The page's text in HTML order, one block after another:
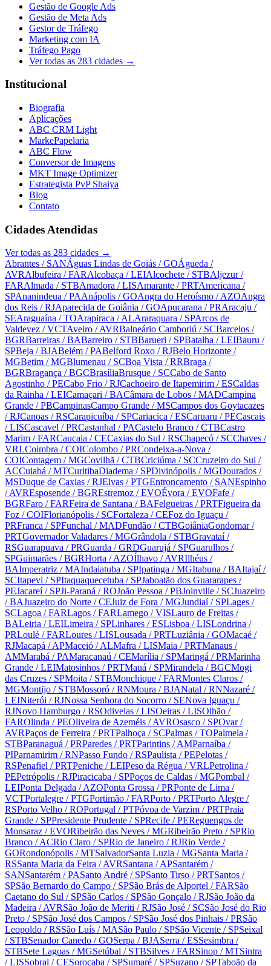
Gestão de Google Ads
Gestão de Meta Ads
Gestor de Tráfego
Marketing com IA
Tráfego Pago
Ver todas as 283 cidades →
Institucional
Biografia
Aplicações
ABC CRM Light
MarkePapelaria
ABC Flow
Conversor de Imagens
MKT Image Optimizer
Estrategista PvP Shaiya
Blog
Contato
Cidades Atendidas
Ver todas as 283 cidades →
Abrantes / SANÁguas Lindas de Goiás / GOÁgueda /
AVRAlbufeira / FARAlcobaça / LEIAlcochete / STBAljezur/
FARAlmada / STBAmadora / LISAmarante / PRTAmericana /
SPAnanindeua / PAAnápolis / GOAngra do Heroísmo / AZOAngra
dos Reis / RJAparecida de Goiânia / GOApucarana / PRAracaju /
SEAraguaína / TOArapiraca / ALAraraquara / SPArcos de
Valdevez / VCTAveiro / AVRBalneário Camboriú / SCBarcelos /
BGRBarreiras / BABarreiro / STBBarueri / SPBatalha / LEIBauru /
SPBeja / BJABelém / PABelford Roxo / RJBelo Horizonte /
MGBetim / MGBlumenau / SCBoa Vista / RRBraga /
BGRBragança / BGCBrasíliaBrusque / SCCabo de Santo
Agostinho / PECabo Frio / RJCachoeiro de Itapemirim / ESCaldas
da Rainha / LEICamaçari / BACâmara de Lobos / MADCampina
Grande / PBCampinasCampo Grande / MSCampos dos Goytacazes
/ RJCanoas / RSCarapicuíba / SPCariacica / ESCaruaru / PECascais
/ LISCascavel / PRCastanhal / PACastelo Branco / CTBCastro
Marim / FARCaucaia / CECaxias do Sul / RSChapecó / SCChaves /
VRLCoimbra / COIColombo / PRCondeixa-a-Nova /
COIContagem / MGCovilhã / CTBCriciúma / SCCruzeiro do Sul /
ACCuiabá / MTCuritibaDiadema / SPDivinópolis / MGDourados /
MSDuque de Caxias / RJElvas / PTGEntroncamento / SANEspinho
/ AVREsposende / BGREstremoz / EVOÉvora / EVOFafe /
BGRFaro / FARFeira de Santana / BAFelgueiras / PRTFigueira da
Foz / COIFlorianópolis / SCFortaleza / CEFoz do Iguaçu /
PRFranca / SPFunchal / MADFundão / CTBGoiâniaGondomar/
PRTGovernador Valadares / MGGrândola / STBGravataí/
RSGuarapuava / PRGuarda / GRDGuarujá / SPGuarulhos /
SPGuimarães / BGRHorta / AZOÍlhavo / AVRIlhéus /
BAImperatriz / MAIndaiatuba / SPIpatinga / MGItabuna / BAItajaí/
SCItapevi / SPItaquaquecetuba / SPJaboatão dos Guararapes /
PEJacareí/ SPJi-Paraná / ROJoão Pessoa / PBJoinville / SCJuazeiro
/ BAJuazeiro do Norte / CEJuiz de Fora / MGJundiaí/ SPLages /
SCLagoa / FARLagos / FARLamego / VISLauro de Freitas /
BALeiria / LEILimeira / SPLinhares / ESLisboa / LISLondrina /
PRLoulé / FARLoures / LISLousada / PRTLuziânia / GOMacaé /
RJMacapá / APMaceió / ALMafra / LISMaia / PRTManaus /
AMMarabá / PAMaracanaú / CEMarília / SPMaringá / PRMarinha
Grande / LEIMatosinhos / PRTMauá / SPMirandela / BGCMogi
das Cruzes / SPMoita / STBMonchique / FARMontes Claros /
MGMontijo / STBMossoró / RNMoura / BJANatal / RNNazaré /
LEINiterói / RJNossa Senhora do Socorro / SENova Iguaçu /
RJNovo Hamburgo / RSOdivelas / LISOeiras / LISOlhão /
FAROlinda / PEOliveira de Azeméis / AVROsasco / SPOvar/
AVRPaços de Ferreira / PRTPalhoça / SCPalmas / TOPalmela /
STBParanaguá / PRParedes / PRTParintins / AMParnaíba /
PIParnamirim / RNPasso Fundo / RSPaulista / PEPelotas /
RSPenafiel / PRTPeniche / LEIPeso da Régua / VRLPetrolina /
PEPetrópolis / RJPiracicaba / SPPoços de Caldas / MGPombal /
LEIPonta Delgada / AZOPonta Grossa / PRPonte de Lima /
VCTPortalegre / PTGPortimão / FARPorto / PRTPorto Alegre /
RSPorto Velho / ROPortugal / PTPóvoa de Varzim / PRTPraia
Grande / SPPresidente Prudente / SPRecife / PEReguengos de
Monsaraz / EVORibeirão das Neves / MGRibeirão Preto / SPRio
Branco / ACRio Claro / SPRio de Janeiro / RJRio Verde /
GORondonópolis / MTSalvadorSanta Luzia / MGSanta Maria /
RSSanta Maria da Feira / AVRSantana / APSantarém /
SANSantarém / PASanto André / SPSanto Tirso / PRTSantos /
SPSão Bernardo do Campo / SPSão Brás de Alportel / FARSão
Caetano do Sul / SPSão Carlos / SPSão Gonçalo / RJSão João da
Madeira / AVRSão João de Meriti / RJSão José / SCSão José do Rio
Preto / SPSão José dos Campos / SPSão José dos Pinhais / PRSão
Leopoldo / RSSão Luís / MASão Paulo / SPSão Vicente / SPSeixal
/ STBSenador Canedo / GOSerpa / BJASerra / ESSesimbra /
STBSete Lagoas / MGSetúbal / STBSilves / FARSinop / MTSintra
/ LISSobral / CESorocaba / SPSumaré / SPSuzano / SPTaboão da